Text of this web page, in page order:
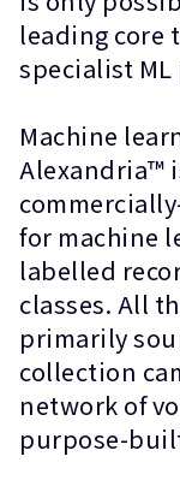
leading core
specialist
Machine
Alexandria™
for machine
labelled
classes. All
primarily
collection
network of
purpose-